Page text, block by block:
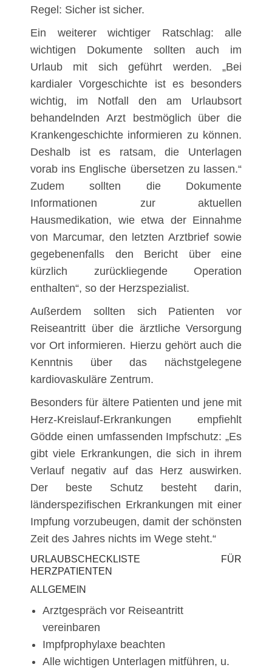
Regel: Sicher ist sicher.
Ein weiterer wichtiger Ratschlag: alle
wichtigen Dokumente sollten auch im
Urlaub mit sich geführt werden. „Bei
kardialer Vorgeschichte ist es besonders
wichtig, im Notfall den am Urlaubsort
behandelnden Arzt bestmöglich über die
Krankengeschichte informieren zu können.
Deshalb ist es ratsam, die Unterlagen
vorab ins Englische übersetzen zu lassen.“
Zudem sollten die Dokumente
Informationen zur aktuellen
Hausmedikation, wie etwa der Einnahme
von Marcumar, den letzten Arztbrief sowie
gegebenenfalls den Bericht über eine
kürzlich zurückliegende Operation
enthalten“, so der Herzspezialist.
Außerdem sollten sich Patienten vor
Reiseantritt über die ärztliche Versorgung
vor Ort informieren. Hierzu gehört auch die
Kenntnis über das nächstgelegene
kardiovaskuläre Zentrum.
Besonders für ältere Patienten und jene mit
Herz-Kreislauf-Erkrankungen empfiehlt
Gödde einen umfassenden Impfschutz: „Es
gibt viele Erkrankungen, die sich in ihrem
Verlauf negativ auf das Herz auswirken.
Der beste Schutz besteht darin,
länderspezifischen Erkrankungen mit einer
Impfung vorzubeugen, damit der schönsten
Zeit des Jahres nichts im Wege steht.“
URLAUBSCHECKLISTE FÜR
HERZPATIENTEN
ALLGEMEIN
Arztgespräch vor Reiseantritt
vereinbaren
Impfprophylaxe beachten
Alle wichtigen Unterlagen mitführen, u.